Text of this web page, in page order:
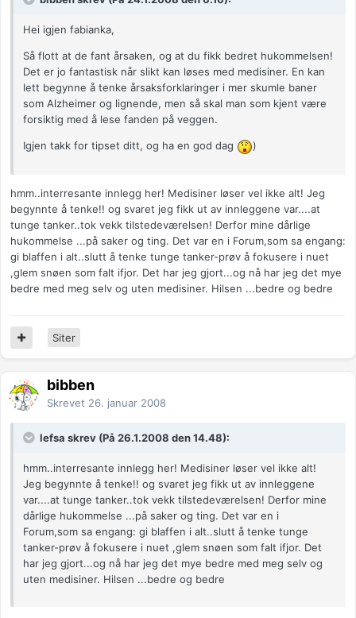
Hei igjen fabianka,
Så flott at de fant årsaken, og at du fikk bedret hukommelsen!
Det er jo fantastisk når slikt kan løses med medisiner. En kan
lett begynne å tenke årsaksforklaringer i mer skumle baner
som Alzheimer og lignende, men så skal man som kjent være
forsiktig med å lese fanden på veggen.
Igjen takk for tipset ditt, og ha en god dag )
hmm..interresante innlegg her! Medisiner løser vel ikke alt! Jeg
begynnte å tenke!! og svaret jeg fikk ut av innleggene var....at
tunge tanker..tok vekk tilstedeværelsen! Derfor mine dårlige
hukommelse ...på saker og ting. Det var en i Forum,som sa engang:
gi blaffen i alt..slutt å tenke tunge tanker-prøv å fokusere i nuet
,glem snøen som falt ifjor. Det har jeg gjort...og nå har jeg det mye
bedre med meg selv og uten medisiner. Hilsen ...bedre og bedre
Siter
bibben
Skrevet 26. januar 2008
lefsa skrev (På 26.1.2008 den 14.48):
hmm..interresante innlegg her! Medisiner løser vel ikke alt!
Jeg begynnte å tenke!! og svaret jeg fikk ut av innleggene
var....at tunge tanker..tok vekk tilstedeværelsen! Derfor mine
dårlige hukommelse ...på saker og ting. Det var en i
Forum,som sa engang: gi blaffen i alt..slutt å tenke tunge
tanker-prøv å fokusere i nuet ,glem snøen som falt ifjor. Det
har jeg gjort...og nå har jeg det mye bedre med meg selv og
uten medisiner. Hilsen ...bedre og bedre